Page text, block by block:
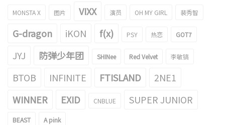
MONSTA X 图片 VIXX 演员 OH MY GIRL 裴秀智
G-dragon iKON f(x) PSY 热恋 GOT7
JYJ 防弹少年团 SHINee Red Velvet 李敏镐
BTOB INFINITE FTISLAND
2NE1
WINNER
EXID CNBLUE SUPER JUNIOR
BEAST A pink